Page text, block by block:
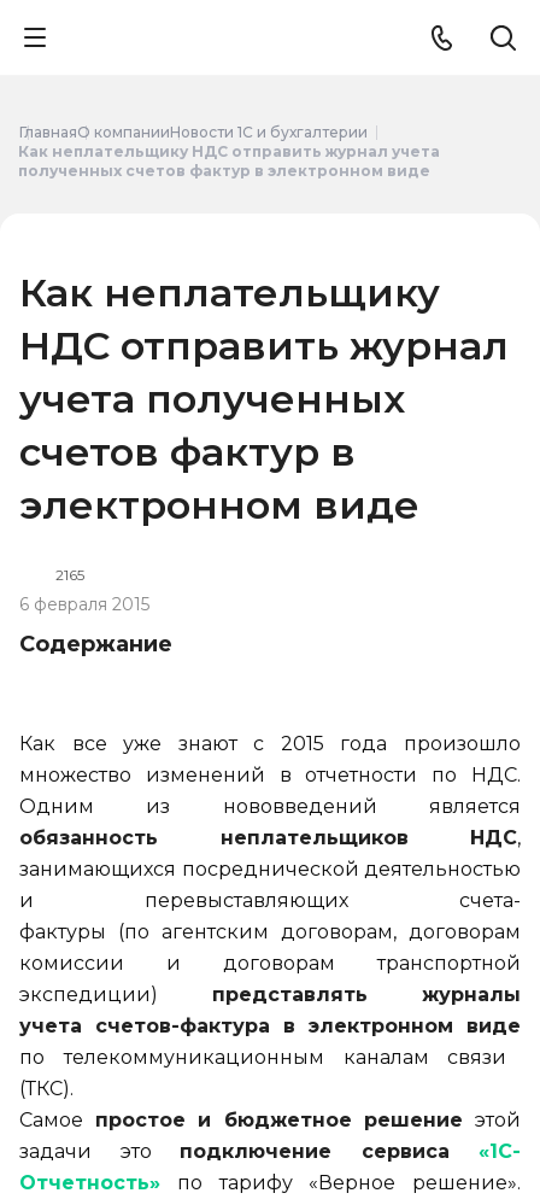
ГлавнаяО компанииНовости 1С и бухгалтерии
Как неплательщику НДС отправить журнал учета
полученных счетов фактур в электронном виде
Как неплательщику
НДС отправить журнал
учета полученных
счетов фактур в
электронном виде
2165
6 февраля 2015
Содержание
Как все уже знают с
2015 года произошло
множество изменений в
отчетности по
НДС.
Одним из
нововведений является
обязанность неплательщиков НДС,
занимающихся посреднической деятельностью
и
перевыставляющих счета-
фактуры
(по агентским договорам, договорам
комиссии и
договорам транспортной
экспедиции)
представлять журналы
учета счетов-фактура в
электронном виде
по
телекоммуникационным каналам связи
(ТКС).
Самое простое и бюджетное решение этой
задачи это подключение сервиса «1С-
Отчетность» по тарифу «Верное решение».